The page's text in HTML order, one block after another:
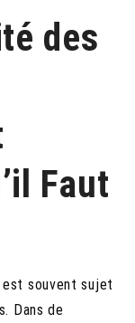
des
Faut
souvent sujet
Dans de